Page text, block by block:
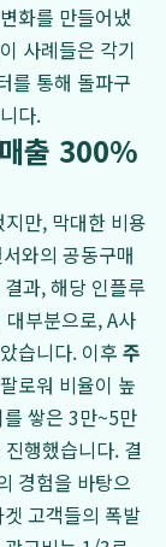
화를 만들어냈
사례들은 각기
를 통해 돌파구
다.
출 300%
만, 막대한 비용
와의 공동구매
과, 해당 인플루
부분으로, A사
습니다. 이후 주
로워 비율이 높
쌓은 3만~5만
행했습니다. 결
경험을 바탕으
고객들의 폭발